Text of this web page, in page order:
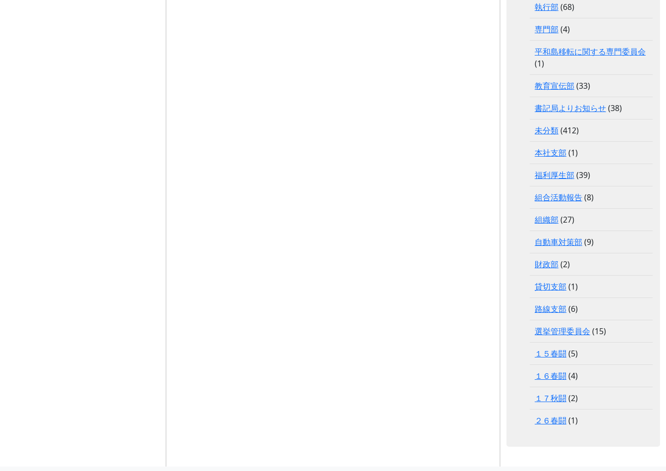
執行部 (68)
専門部 (4)
平和島移転に関する専門委員会
(1)
教育宣伝部 (33)
書記局よりお知らせ(38)
未分類(412)
本社支部 (1)
福利厚生部 (39)
組合活動報告(8)
組織部 (27)
自動車対策部 (9)
財政部 (2)
貸切支部 (1)
路線支部 (6)
選挙管理委員会 (15)
１５春闘 (5)
１６春闘 (4)
１７秋闘 (2)
２６春闘 (1)